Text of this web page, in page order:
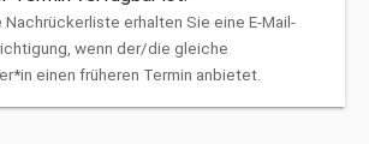
Nachrückerliste erhalten Sie eine E-Mail-
wenn der/die gleiche
einen früheren Termin anbietet.